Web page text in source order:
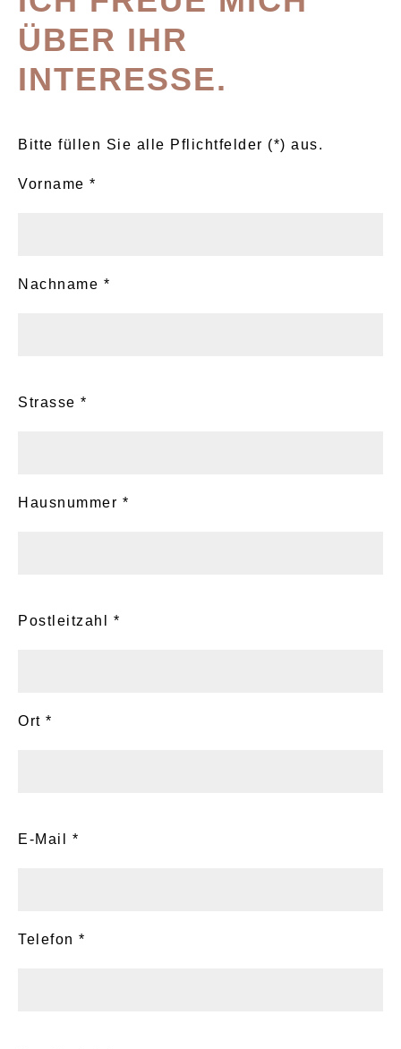
ÜBER IHR
INTERESSE.
Bitte füllen Sie alle Pflichtfelder (*) aus.
Vorname *
Nachname *
Strasse *
Hausnummer *
Postleitzahl *
Ort *
E-Mail *
Telefon *